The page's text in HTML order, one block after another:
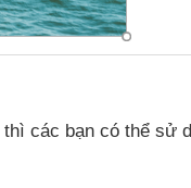
thì các bạn có thể sử